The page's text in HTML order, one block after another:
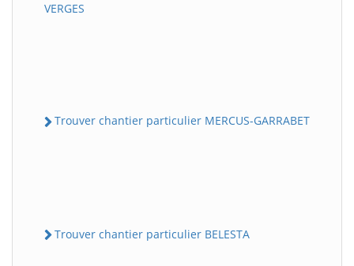
VERGES
Trouver chantier particulier MERCUS-GARRABET
Trouver chantier particulier BELESTA